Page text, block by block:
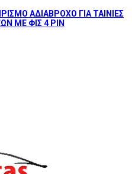
ΑΔΙΑΒΡΟΧΟ ΓΙΑ ΤΑΙΝΙΕΣ
ΜΕ ΦΙΣ 4 PIN